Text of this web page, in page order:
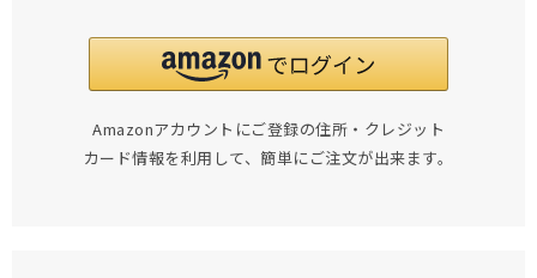
Amazonアカウントにご登録の住所・クレジット
カード情報を利用して、簡単にご注文が出来ます。